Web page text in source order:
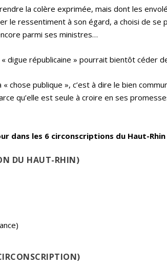
la colère exprimée, mais dont les
le ressentiment à son égard, a choisi de
parmi ses ministres…
digue républicaine » pourrait bientôt céder
« chose publique », c’est à dire le bien
qu’elle est seule à croire en ses
dans les 6 circonscriptions du Haut-Rhin
DU HAUT-RHIN)